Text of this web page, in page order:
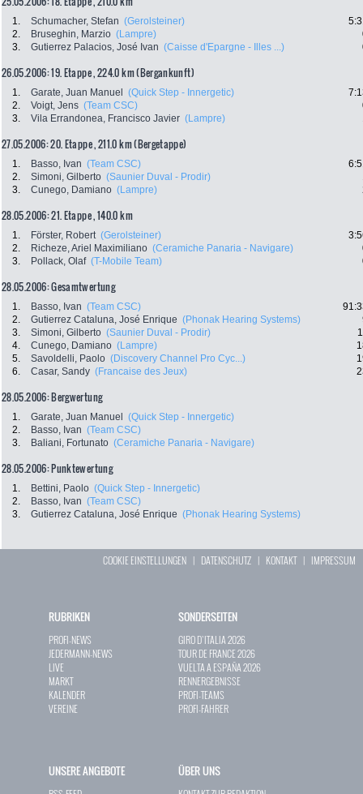
1. Schumacher, Stefan (Gerolsteiner)
2.
Bruseghin, Marzio (Lampre)
3.
Gutierrez Palacios, José Ivan (Caisse d'Epargne - Illes ...)
26.05.2006: 19. Etappe , 224.0 km (Bergankunft)
1. Garate, Juan Manuel (Quick Step - Innergetic)
2.
Voigt, Jens (Team CSC)
3.
Vila Errandonea, Francisco Javier (Lampre)
27.05.2006: 20. Etappe , 211.0 km (Bergetappe)
1. Basso, Ivan (Team CSC)
2.
Simoni, Gilberto (Saunier Duval - Prodir)
3.
Cunego, Damiano (Lampre)
28.05.2006: 21. Etappe , 140.0 km
1. Förster, Robert (Gerolsteiner)
2.
Richeze, Ariel Maximiliano (Ceramiche Panaria - Navigare)
3.
Pollack, Olaf (T-Mobile Team)
28.05.2006: Gesamtwertung
1. Basso, Ivan (Team CSC)
2.
Gutierrez Cataluna, José Enrique (Phonak Hearing Systems)
3.
Simoni, Gilberto (Saunier Duval - Prodir)
4.
Cunego, Damiano (Lampre)
5.
Savoldelli, Paolo (Discovery Channel Pro Cyc...)
6.
Casar, Sandy (Francaise des Jeux)
28.05.2006: Bergwertung
1. Garate, Juan Manuel
(Quick Step - Innergetic)
2.
Basso, Ivan (Team CSC)
3.
Baliani, Fortunato (Ceramiche Panaria - Navigare)
28.05.2006: Punktewertung
1. Bettini, Paolo (Quick Step - Innergetic)
2.
Basso, Ivan (Team CSC)
3.
Gutierrez Cataluna, José Enrique (Phonak Hearing Systems)
COOKIE EINSTELLUNGEN | DATENSCHUTZ | KONTAKT| IMPRESSUM
RUBRIKEN
PROFI-NEWS
JEDERMANN-NEWS
LIVE
MARKT
KALENDER
VEREINE
SONDERSEITEN
GIRO D`ITALIA 2026
TOUR DE FRANCE 2026
VUELTA A ESPAÑA 2026
RENNERGEBNISSE
PROFI-TEAMS
PROFI-FAHRER
UNSERE ANGEBOTE ÜBER UNS